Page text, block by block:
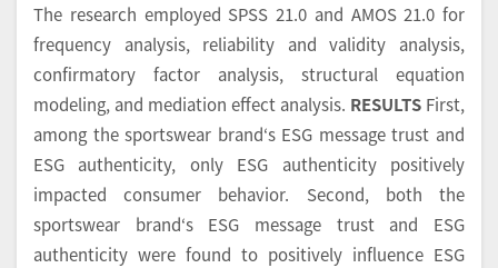
The research employed SPSS 21.0 and AMOS 21.0 for
frequency analysis, reliability and validity analysis,
confirmatory factor analysis, structural equation
modeling, and mediation effect analysis. RESULTS First,
among the sportswear brand‘s ESG message trust and
ESG authenticity, only ESG authenticity positively
impacted consumer behavior. Second, both the
sportswear brand‘s ESG message trust and ESG
authenticity were found to positively influence ESG